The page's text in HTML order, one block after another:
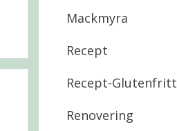
Mackmyra
Recept
Recept-Glutenfritt
Renovering